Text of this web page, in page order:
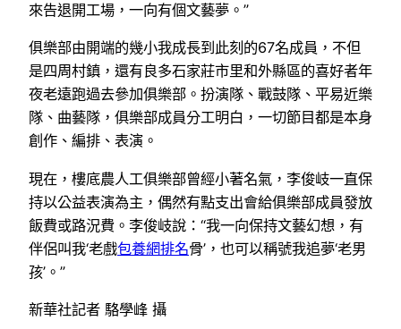
來告退開工場，一向有個文藝夢。”
俱樂部由開端的幾小我成長到此刻的67名成員，不但
是四周村鎮，還有良多石家莊市里和外縣區的喜好者年
夜老遠跑過去參加俱樂部。扮演隊、戰鼓隊、平易近樂
隊、曲藝隊，俱樂部成員分工明白，一切節目都是本身
創作、編排、表演。
現在，樓底農人工俱樂部曾經小著名氣，李俊岐一直保
持以公益表演為主，偶然有點支出會給俱樂部成員發放
飯費或路況費。李俊岐說：“我一向保持文藝幻想，有
伴侶叫我‘老戲包養網排名骨’，也可以稱號我追夢‘老男
孩’。”
新華社記者 駱學峰 攝